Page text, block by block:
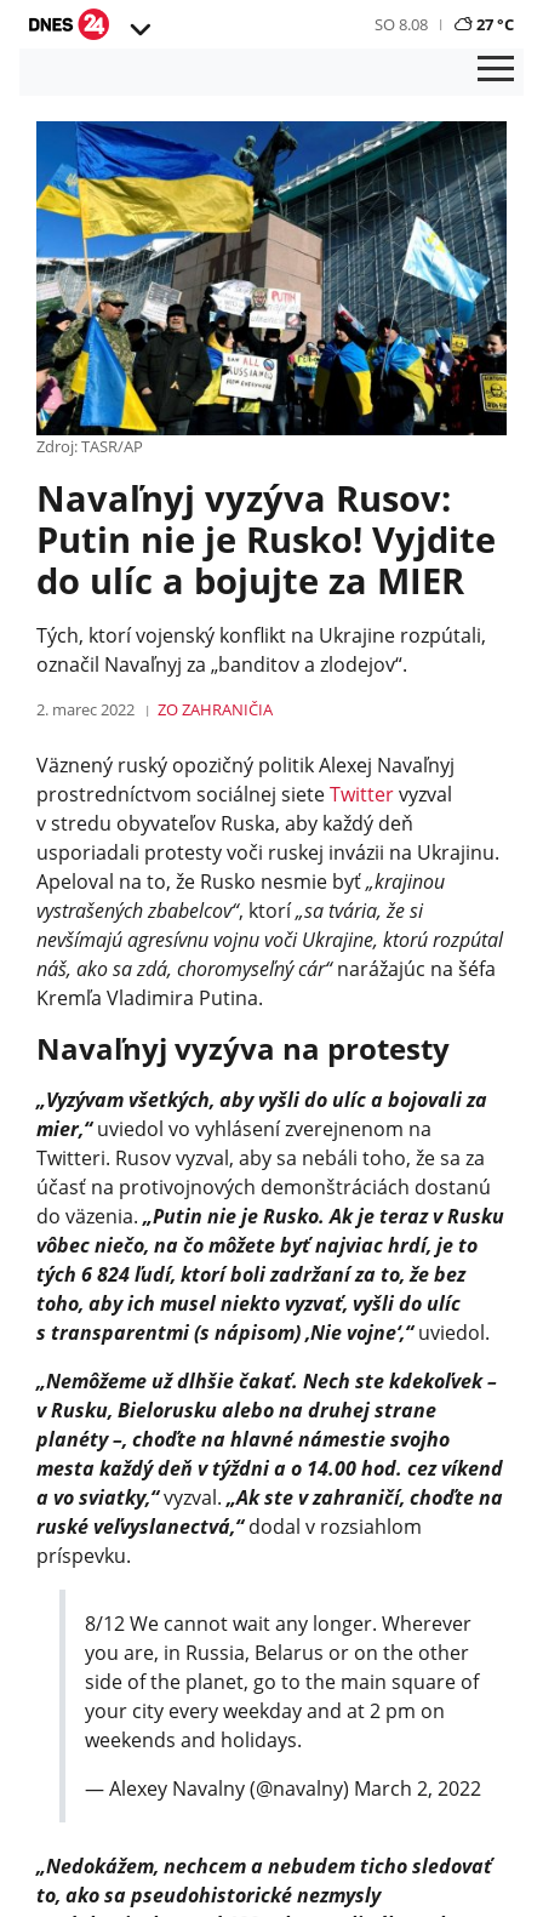
SO 8.08 27 °C
Zdroj: TASR/AP
Navaľnyj vyzýva Rusov:
Putin nie je Rusko! Vyjdite
do ulíc a bojujte za MIER
Tých, ktorí vojenský konflikt na Ukrajine rozpútali,
označil Navaľnyj za „banditov a zlodejov“.
2. marec 2022 ZO ZAHRANIČIA
Väznený ruský opozičný politik Alexej Navaľnyj
prostredníctvom sociálnej sieteTwittervyzval
v stredu obyvateľov Ruska, aby každý deň
usporiadali protesty voči ruskej invázii na Ukrajinu.
Apeloval na to, že Rusko nesmie byť„krajinou
vystrašených zbabelcov“, ktorí„sa tvária, že si
nevšímajú agresívnu vojnu voči Ukrajine, ktorú rozpútal
náš, ako sa zdá, choromyseľný cár“narážajúc na šéfa
Kremľa Vladimira Putina.
Navaľnyj vyzýva na protesty
„Vyzývam všetkých, aby vyšli do ulíc a bojovali za
mier,“uviedol vo vyhlásení zverejnenom na
Twitteri. Rusov vyzval, aby sa nebáli toho, že sa za
účasť na protivojnových demonštráciách dostanú
do väzenia. „Putin nie je Rusko. Ak je teraz v Rusku
vôbec niečo, na čo môžete byť najviac hrdí, je to
tých 6 824 ľudí, ktorí boli zadržaní za to, že bez
toho, aby ich musel niekto vyzvať, vyšli do ulíc
s transparentmi (s nápisom) ‚Nie vojne‘,“uviedol.
„Nemôžeme už dlhšie čakať. Nech ste kdekoľvek –
v Rusku, Bielorusku alebo na druhej strane
planéty –, choďte na hlavné námestie svojho
mesta každý deň v týždni a o 14.00 hod. cez víkend
a vo sviatky,“vyzval. „Ak ste v zahraničí, choďte na
ruské veľvyslanectvá,“dodal v rozsiahlom
príspevku.
8/12 We cannot wait any longer. Wherever
you are, in Russia, Belarus or on the other
side of the planet, go to the main square of
your city every weekday and at 2 pm on
weekends and holidays.
— Alexey Navalny (@navalny) March 2, 2022
„Nedokážem, nechcem a nebudem ticho sledovať
to, ako sa pseudohistorické nezmysly